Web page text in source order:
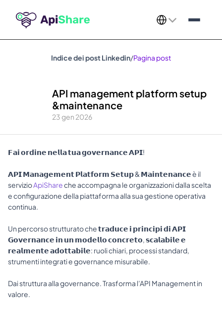
Select Language
Indice dei post Linkedin/Pagina post
API management platform setup
&maintenance
23 gen 2026
𝗙𝗮𝗶 𝗼𝗿𝗱𝗶𝗻𝗲 𝗻𝗲𝗹𝗹𝗮 𝘁𝘂𝗮 𝗴𝗼𝘃𝗲𝗿𝗻𝗮𝗻𝗰𝗲 𝗔𝗣𝗜!
𝗔𝗣𝗜 𝗠𝗮𝗻𝗮𝗴𝗲𝗺𝗲𝗻𝘁 𝗣𝗹𝗮𝘁𝗳𝗼𝗿𝗺 𝗦𝗲𝘁𝘂𝗽 & 𝗠𝗮𝗶𝗻𝘁𝗲𝗻𝗮𝗻𝗰𝗲 è il
servizio ApiShare che accompagna le organizzazioni dalla scelta
e configurazione della piattaforma alla sua gestione operativa
continua.
Un percorso strutturato che 𝘁𝗿𝗮𝗱𝘂𝗰𝗲 𝗶 𝗽𝗿𝗶𝗻𝗰𝗶𝗽𝗶 𝗱𝗶 𝗔𝗣𝗜
𝗚𝗼𝘃𝗲𝗿𝗻𝗮𝗻𝗰𝗲 𝗶𝗻 𝘂𝗻 𝗺𝗼𝗱𝗲𝗹𝗹𝗼 𝗰𝗼𝗻𝗰𝗿𝗲𝘁𝗼, 𝘀𝗰𝗮𝗹𝗮𝗯𝗶𝗹𝗲 𝗲
𝗿𝗲𝗮𝗹𝗺𝗲𝗻𝘁𝗲 𝗮𝗱𝗼𝘁𝘁𝗮𝗯𝗶𝗹𝗲: ruoli chiari, processi standard,
strumenti integrati e governance misurabile.
Dai struttura alla governance. Trasforma l’API Management in
valore.